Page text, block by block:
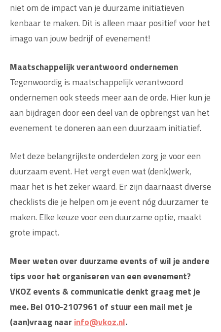
niet om de impact van je duurzame initiatieven
kenbaar te maken. Dit is alleen maar positief voor het
imago van jouw bedrijf of evenement!
Maatschappelijk verantwoord ondernemen
Tegenwoordig is maatschappelijk verantwoord
ondernemen ook steeds meer aan de orde. Hier kun je
aan bijdragen door een deel van de opbrengst van het
evenement te doneren aan een duurzaam initiatief.
Met deze belangrijkste onderdelen zorg je voor een
duurzaam event. Het vergt even wat (denk)werk,
maar het is het zeker waard. Er zijn daarnaast diverse
checklists die je helpen om je event nóg duurzamer te
maken. Elke keuze voor een duurzame optie, maakt
grote impact.
Meer weten over duurzame events of wil je andere
tips voor het organiseren van een evenement?
VKOZ events & communicatie denkt graag met je
mee. Bel 010-2107961 of stuur een mail met je
(aan)vraag naar info@vkoz.nl.